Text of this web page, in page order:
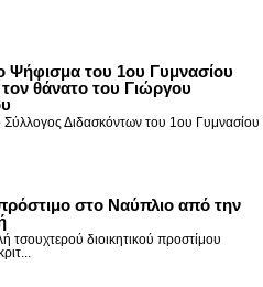
Ψήφισμα του 1ου Γυμνασίου
θάνατο του Γιώργου
Σύλλογος Διδασκόντων του 1ου Γυμνασίου
στο Ναύπλιο από την
τσουχτερού διοικητικού προστίμου